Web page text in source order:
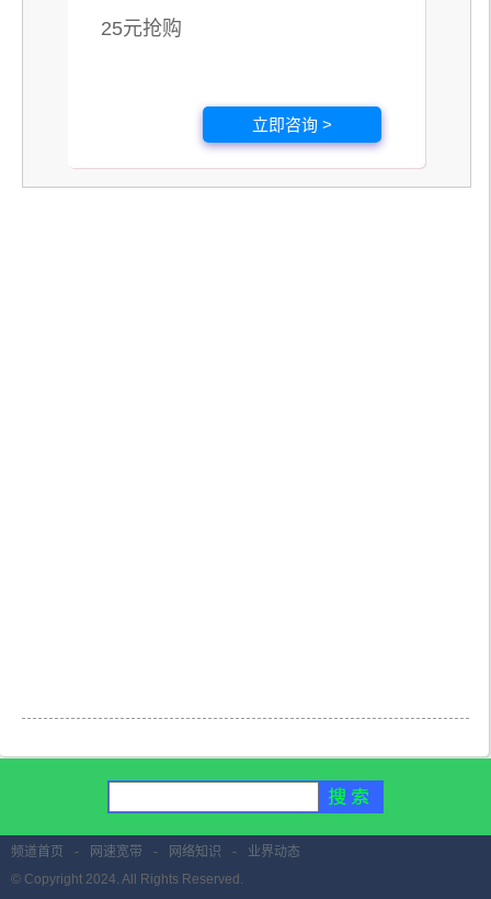
25元抢购
立即咨询 >
频道首页 - 网速宽带 - 网络知识 -
业界动态
© Copyright 2024. All Rights Reserved.